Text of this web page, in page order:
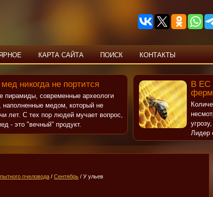
КАРТА САЙТА ПОИСК КОНТАКТЫ
никогда не портится
пирамиды, современные археологи
наполненные медом, который не
лет. С тех пор людей мучает вопрос,
- это "вечный" продукт.
В ЕС
Лидер
пчеловода / Сентябрь / У ульев